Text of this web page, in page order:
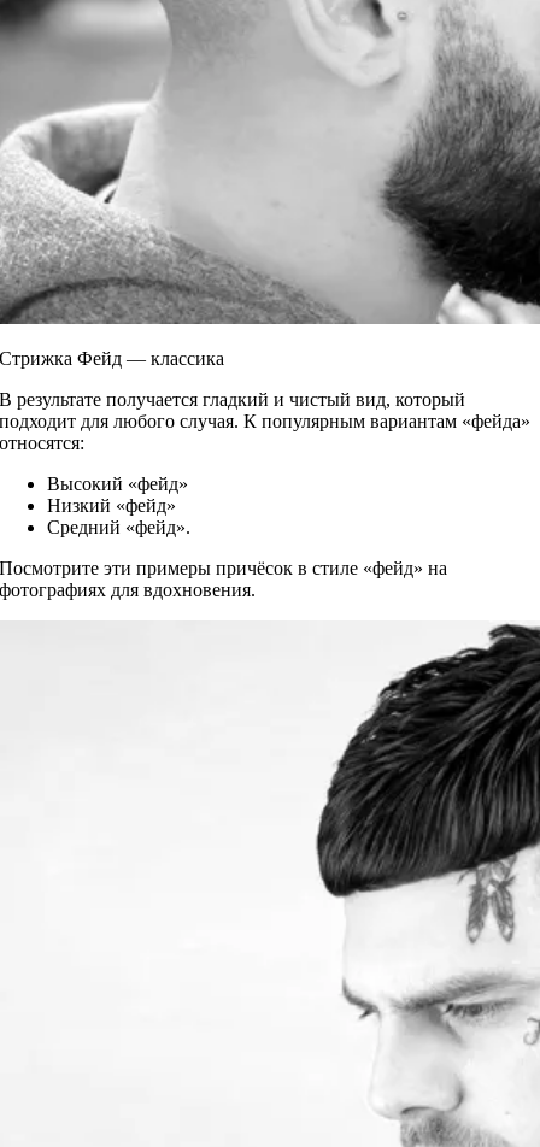
Стрижка Фейд — классика
В результате получается гладкий и чистый вид, который
подходит для любого случая. К популярным вариантам «фейда»
относятся:
Высокий «фейд»
Низкий «фейд»
Средний «фейд».
Посмотрите эти примеры причёсок в стиле «фейд» на
фотографиях для вдохновения.